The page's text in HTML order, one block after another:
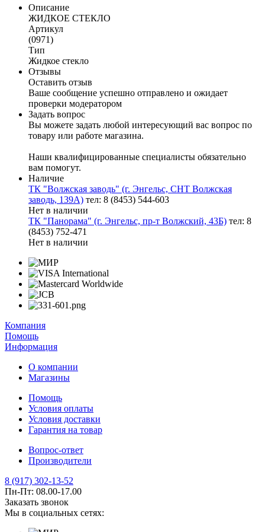
Описание
ЖИДКОЕ СТЕКЛО
Артикул
(0971)
Тип
Жидкое стекло
Отзывы
Оставить отзыв
Ваше сообщение успешно отправлено и ожидает
проверки модератором
Задать вопрос
Вы можете задать любой интересующий вас вопрос по
товару или работе магазина.
Наши квалифицированные специалисты обязательно
вам помогут.
Наличие
ТК "Волжская заводь" (г. Энгельс, СНТ Волжская
заводь, 139А) тел: 8 (8453) 544-603
Нет в наличии
ТК "Панорама" (г. Энгельс, пр-т Волжский, 43Б) тел: 8
(8453) 752-471
Нет в наличии
Компания
Помощь
Информация
О компании
Магазины
Помощь
Условия оплаты
Условия доставки
Гарантия на товар
Вопрос-ответ
Производители
8 (917) 302-13-52
Пн-Пт: 08.00-17.00
Заказать звонок
Мы в социальных сетях: